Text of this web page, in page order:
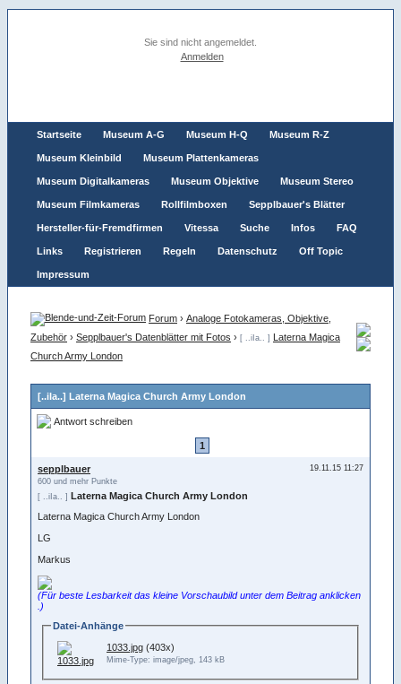
Sie sind nicht angemeldet.
Anmelden
Startseite Museum A-G Museum H-Q Museum R-Z
Museum Kleinbild Museum Plattenkameras
Museum Digitalkameras Museum Objektive Museum Stereo
Museum Filmkameras Rollfilmboxen Sepplbauer's Blätter
Hersteller-für-Fremdfirmen Vitessa Suche Infos FAQ
Links Registrieren Regeln Datenschutz Off Topic
Impressum
Forum › Analoge Fotokameras, Objektive,
Zubehör › Sepplbauer's Datenblätter mit Fotos › [ ..iIa.. ] Laterna Magica
Church Army London
[..iIa..] Laterna Magica Church Army London
Antwort schreiben
1
19.11.15 11:27
sepplbauer
600 und mehr Punkte
[ ..iIa.. ] Laterna Magica Church Army London
Laterna Magica Church Army London
LG
Markus
(Für beste Lesbarkeit das kleine Vorschaubild unter dem Beitrag anklicken
.)
Datei-Anhänge
1033.jpg (403x)
Mime-Type: image/jpeg, 143 kB